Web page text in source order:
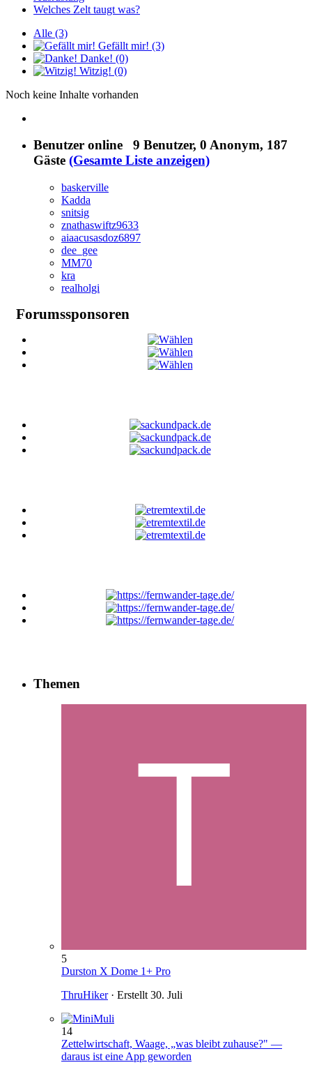
Welches Zelt taugt was?
Alle (3)
Gefällt mir! (3)
Danke! (0)
Witzig! (0)
Noch keine Inhalte vorhanden
Benutzer online 9 Benutzer, 0 Anonym, 187
Gäste (Gesamte Liste anzeigen)
baskerville
Kadda
snitsig
znathaswiftz9633
aiaacusasdoz6897
dee_gee
MM70
kra
realholgi
Forumssponsoren
Themen
5
Durston X Dome 1+ Pro
ThruHiker· Erstellt30. Juli
14
Zettelwirtschaft, Waage, „was bleibt zuhause?" —
daraus ist eine App geworden